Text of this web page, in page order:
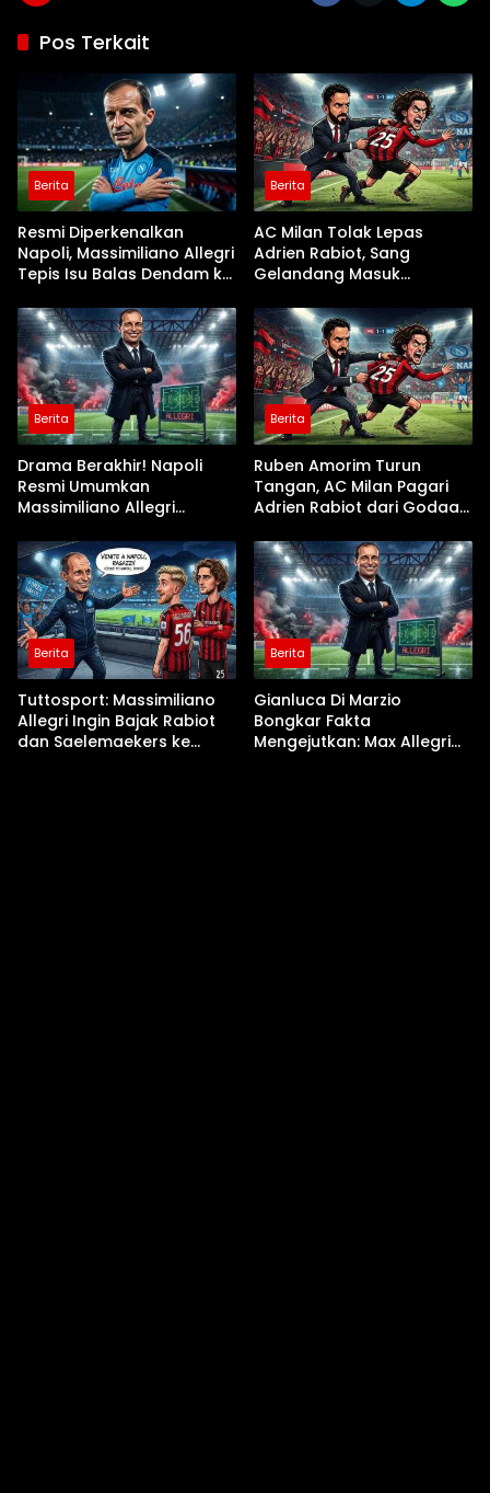
Pos Terkait
Berita
Resmi Diperkenalkan
Napoli, Massimiliano Allegri
Tepis Isu Balas Dendam ke
Berita
AC Milan Tolak Lepas
Adrien Rabiot, Sang
Gelandang Masuk
Amorim
Berita
Drama Berakhir! Napoli
Resmi Umumkan
Massimiliano Allegri
Berita
Ruben Amorim Turun
Tangan, AC Milan Pagari
Adrien Rabiot dari Godaan
Berita
Tuttosport: Massimiliano
Allegri Ingin Bajak Rabiot
dan Saelemaekers ke
Berita
Gianluca Di Marzio
Bongkar Fakta
Mengejutkan: Max Allegri